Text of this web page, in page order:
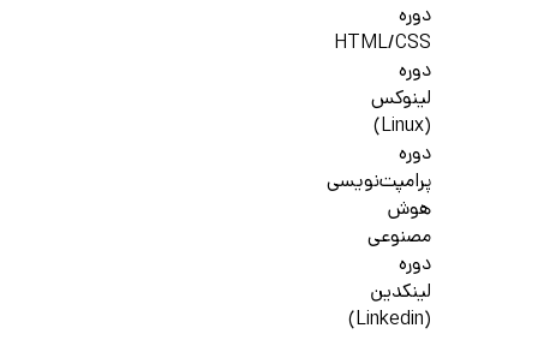
دوره
HTML/CSS
دوره
لینوکس
(Linux)
دوره
پرامپت‌نویسی
هوش
مصنوعی
دوره
لینکدین
(Linkedin)